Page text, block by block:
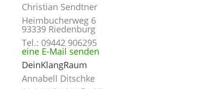
Christian Sendtner
Heimbucherweg 6
93339 Riedenburg
Tel.: 09442 906295
eine E-Mail senden
DeinKlangRaum
Annabell Ditschke